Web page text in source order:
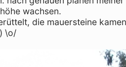
wachsen.
die mauersteine
\o/